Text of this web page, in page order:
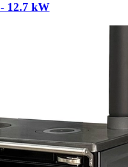
- 12.7 kW